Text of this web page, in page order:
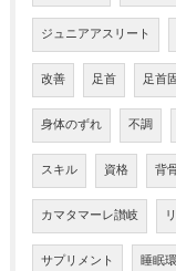
ジュニアアスリート
改善 足首 足首
身体のずれ 不調
スキル 資格 背
カマタマーレ讃岐
サプリメント 睡眠